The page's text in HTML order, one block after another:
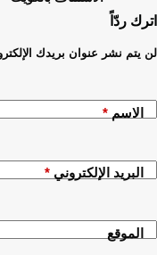
اترك ردّاً
لن يتم نشر عنوان بريدك
الاسم *
البريد الإلكتروني *
الموقع